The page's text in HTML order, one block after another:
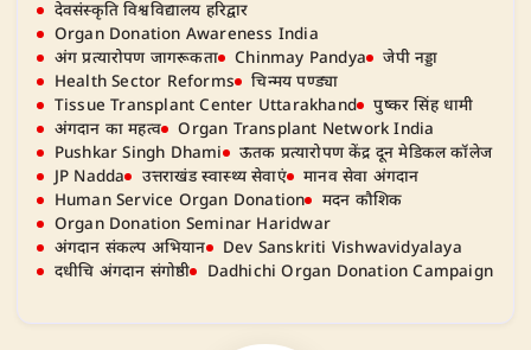
देवसंस्कृति विश्वविद्यालय हरिद्वार
Organ Donation Awareness India
अंग प्रत्यारोपण जागरूकता
Chinmay Pandya
जेपी नड्डा
Health Sector Reforms
चिन्मय पण्ड्या
Tissue Transplant Center Uttarakhand
पुष्कर सिंह धामी
अंगदान का महत्व
Organ Transplant Network India
Pushkar Singh Dhami
ऊतक प्रत्यारोपण केंद्र दून मेडिकल कॉलेज
JP Nadda
उत्तराखंड स्वास्थ्य सेवाएं
मानव सेवा अंगदान
Human Service Organ Donation
मदन कौशिक
Organ Donation Seminar Haridwar
अंगदान संकल्प अभियान
Dev Sanskriti Vishwavidyalaya
दधीचि अंगदान संगोष्ठी
Dadhichi Organ Donation Campaign